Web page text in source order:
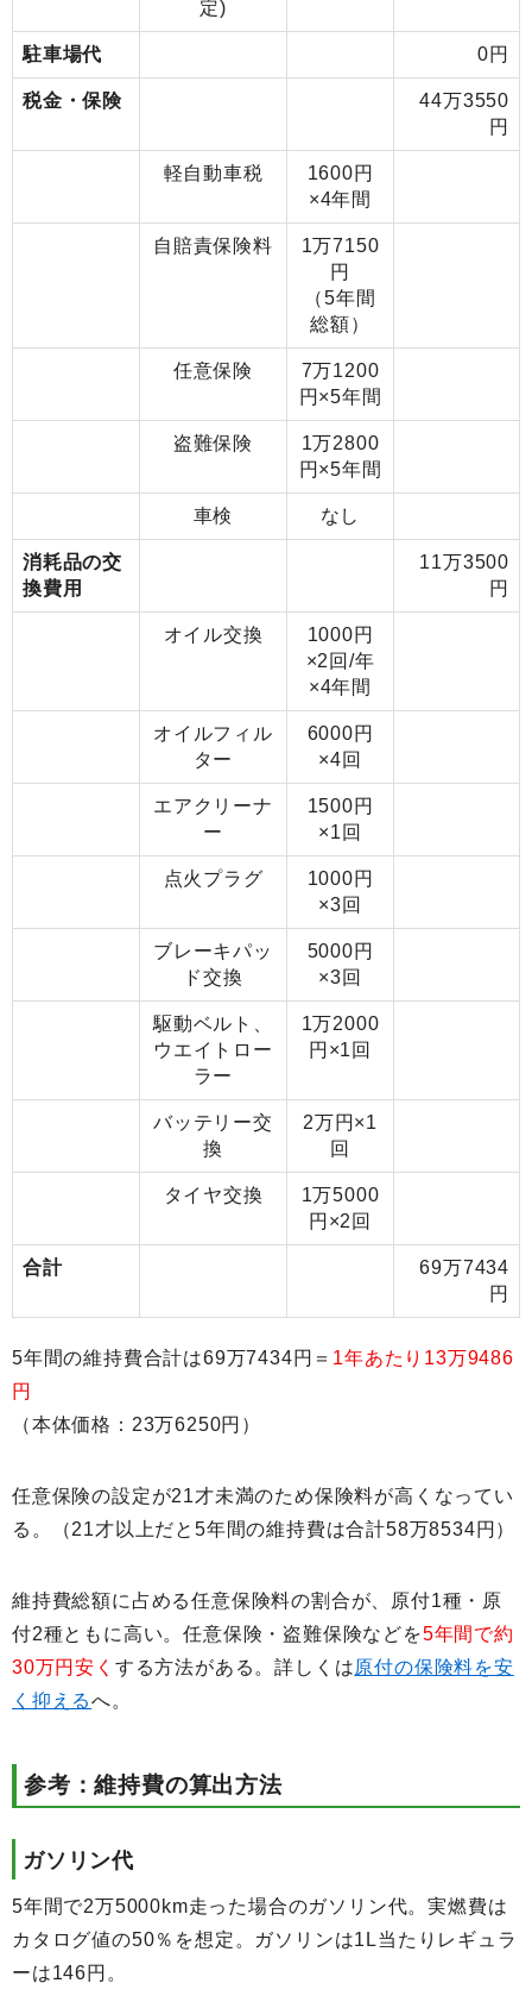
定)
駐車場代 0円
税金・保険
44万3550
円
軽自動車税
1600円
×4年間
自賠責保険料
1万7150
円
（5年間
総額）
任意保険
7万1200
円×5年間
盗難保険
1万2800
円×5年間
車検 なし
消耗品の交
換費用
11万3500
円
オイル交換
1000円
×2回/年
×4年間
オイルフィル
ター
6000円
×4回
エアクリーナ
ー
1500円
×1回
点火プラグ
1000円
×3回
ブレーキパッ
ド交換
5000円
×3回
駆動ベルト、
ウエイトロー
ラー
1万2000
円×1回
バッテリー交
換
2万円×1
回
タイヤ交換
1万5000
円×2回
合計
69万7434
円
5年間の維持費合計は69万7434円＝ 1年あたり13万9486
円
（本体価格：23万6250円）
任意保険の設定が21才未満のため保険料が高くなってい
る。（21才以上だと5年間の維持費は合計58万8534円）
維持費総額に占める任意保険料の割合が、原付1種・原
付2種ともに高い。任意保険・盗難保険などを5年間で約
30万円安く する方法がある。詳しくは原付の保険料を安
く抑えるへ。
参考：維持費の算出方法
ガソリン代
5年間で2万5000km走った場合のガソリン代。実燃費は
カタログ値の50％を想定。ガソリンは1L当たりレギュラ
ーは146円。